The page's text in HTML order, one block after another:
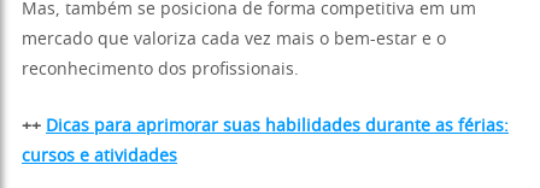
Mas, também se posiciona de forma competitiva em um
mercado que valoriza cada vez mais o bem-estar e o
reconhecimento dos profissionais.
++ Dicas para aprimorar suas habilidades durante as férias:
cursos e atividades